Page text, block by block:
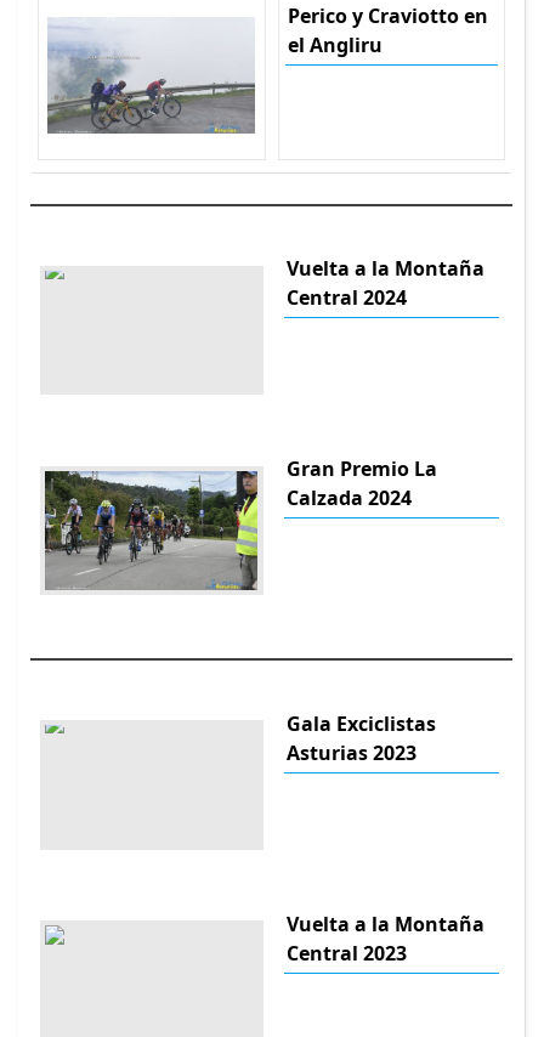
Perico y Craviotto en
el Angliru
Vuelta a la Montaña
Central 2024
Gran Premio La
Calzada 2024
Gala Exciclistas
Asturias 2023
Vuelta a la Montaña
Central 2023